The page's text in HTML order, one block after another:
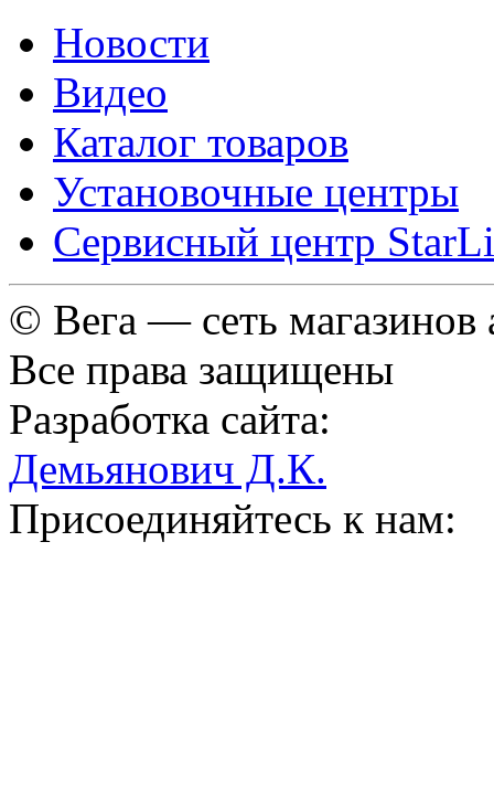
Новости
Видео
Каталог товаров
Установочные центры
Сервисный центр
© Вега — сеть магазинов
Все права защищены
Разработка сайта:
Демьянович Д.К.
Присоединяйтесь к нам: